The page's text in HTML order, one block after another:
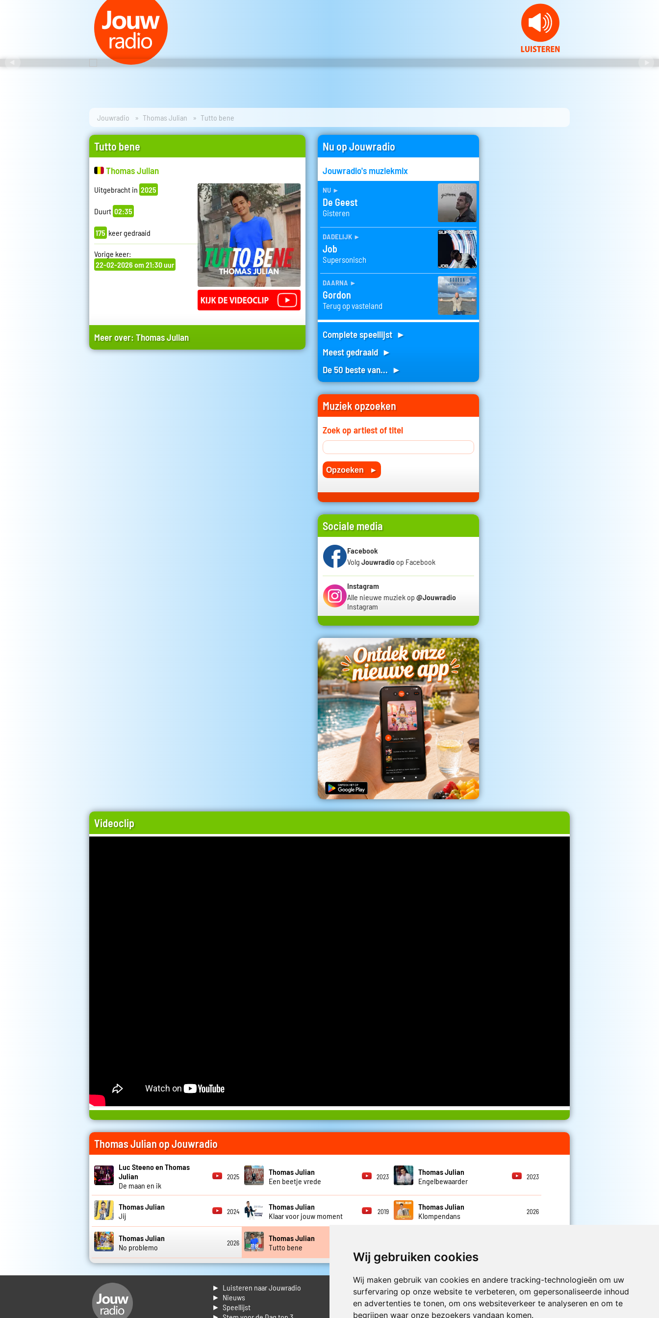
Wij gebruiken cookies
Wij maken gebruik van cookies en andere tracking-technologieën om uw
surfervaring op onze website te verbeteren, om gepersonaliseerde inhoud
en advertenties te tonen, om ons websiteverkeer te analyseren en om te
begrijpen waar onze bezoekers vandaan komen.
Jouwradio Thomas Julian Tutto bene
Tutto bene
Thomas Julian
Uitgebracht in 2025
Duurt 02:35
175 keer gedraaid
Vorige keer:
22-02-2026 om 21:30 uur
Meer over:Thomas Julian
Nu op Jouwradio
Jouwradio's muziekmix
nu ►
De Geest
Gisteren
dadelijk ►
Job
Supersonisch
daarna ►
Gordon
Terug op vasteland
Complete speellijst ►
Meest gedraaid ►
De 50 beste van... ►
Muziek opzoeken
Zoek op artiest of titel
Sociale media
Facebook
Volg Jouwradio op Facebook
Instagram
Alle nieuwe muziek op @Jouwradio
Instagram
Videoclip
Thomas Julian op Jouwradio
Luc Steeno en Thomas
Julian
De maan en ik
2025
Thomas Julian
Een beetje vrede
2023
Thomas Julian
Engelbewaarder
2023
Thomas Julian
Jij
2024
Thomas Julian
Klaar voor jouw moment
2019
Thomas Julian
Klompendans
2026
Thomas Julian
No problemo
2026
Thomas Julian
Tutto bene
► Luisteren naar Jouwradio
► Nieuws
► Speellijst
► Livestream informatie
► Muziek opzoeken
► Vlaamse 100 Aller tijden
Luister nu naar Jouwradio! De beste
Nederlandstalige muziek uit de lage
landen hoor je hier al 20 jaar. In